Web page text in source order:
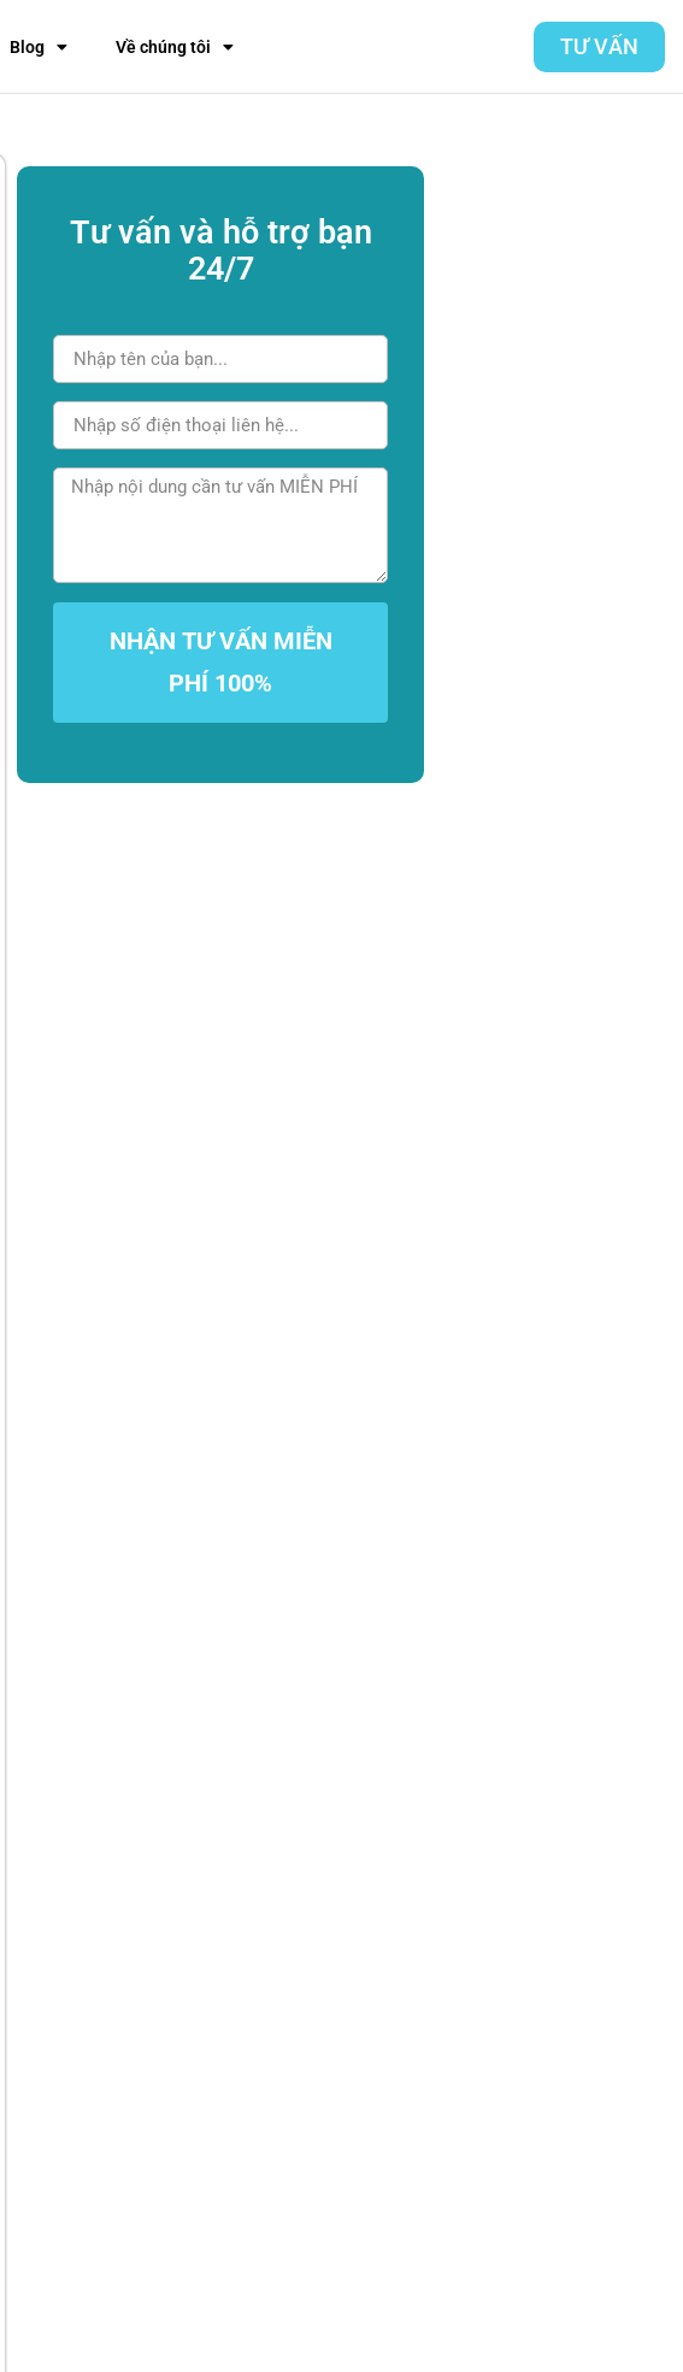
Blog Về chúng tôi TƯ VẤN
Tư vấn và hỗ trợ bạn
24/7
NHẬN TƯ VẤN MIỄN
PHÍ 100%